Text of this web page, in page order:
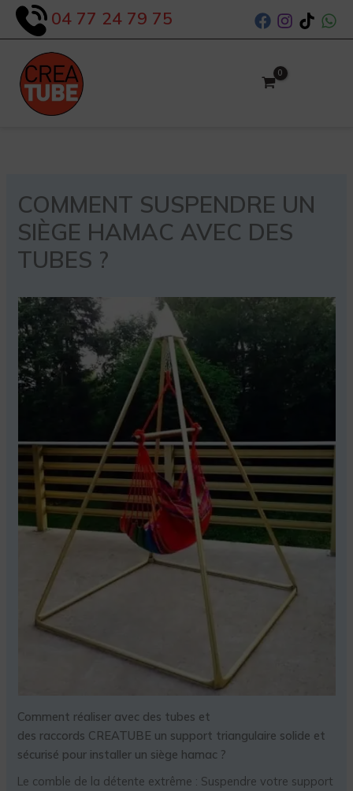
Aller
04 77 24 79 75
COMMENT SUSPENDRE UN
SIÈGE HAMAC AVEC DES
TUBES ?
Comment réaliser avec des tubes et
des raccords CREATUBE un support triangulaire solide et
sécurisé pour installer un siège hamac ?
Le comble de la détente extrême : Suspendre votre support